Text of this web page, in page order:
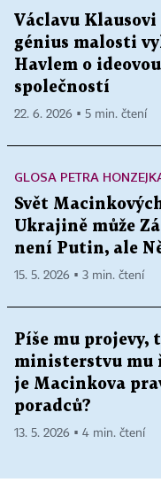
Václavu
génius malosti
Havlem o
společností
22. 6. 2026 ▪ 5 min. čtení
GLOSA PETRA
Svět
Ukrajině může
není Putin, ale
15. 5. 2026 ▪ 3 min. čtení
Píše mu projevy,
ministerstvu mu
je Macinkova
poradců?
13. 5. 2026 ▪ 4 min. čtení